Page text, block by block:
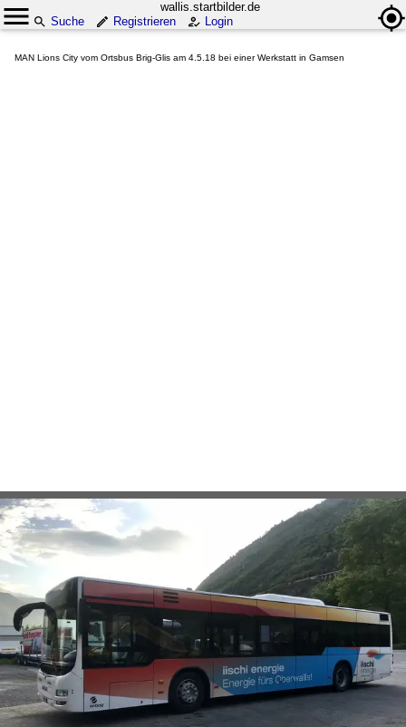
wallis.startbilder.de
Suche
Registrieren Login
MAN Lions City vom Ortsbus Brig-Glis am 4.5.18 bei einer Werkstatt in Gamsen